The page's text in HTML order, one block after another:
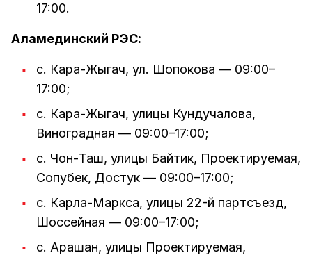
17:00.
Аламединский РЭС:
с. Кара-Жыгач, ул. Шопокова — 09:00–
17:00;
с. Кара-Жыгач, улицы Кундучалова,
Виноградная — 09:00–17:00;
с. Чон-Таш, улицы Байтик, Проектируемая,
Сопубек, Достук — 09:00–17:00;
с. Карла-Маркса, улицы 22-й партсъезд,
Шоссейная — 09:00–17:00;
с. Арашан, улицы Проектируемая,